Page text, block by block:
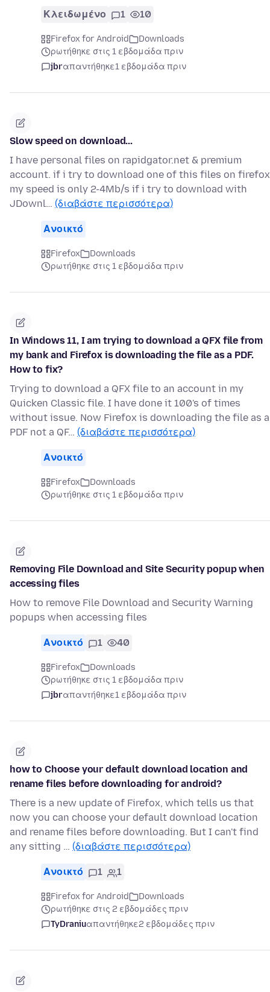
Κλειδωμένο 1 10
Firefox for Android
Downloads
ρωτήθηκε στις 1 εβδομάδα πριν
jbrαπαντήθηκε1 εβδομάδα πριν
Slow speed on download...
I have personal files on rapidgator.net & premium
account. if i try to download one of this files on firefox
my speed is only 2-4Mb/s if i try to download with
JDownl… (διαβάστε περισσότερα)
Ανοικτό
Firefox
Downloads
ρωτήθηκε στις 1 εβδομάδα πριν
In Windows 11, I am trying to download a QFX file from
my bank and Firefox is downloading the file as a PDF.
How to fix?
Trying to download a QFX file to an account in my
Quicken Classic file. I have done it 100's of times
without issue. Now Firefox is downloading the file as a
PDF not a QF… (διαβάστε περισσότερα)
Ανοικτό
Firefox
Downloads
ρωτήθηκε στις 1 εβδομάδα πριν
Removing File Download and Site Security popup when
accessing files
How to remove File Download and Security Warning
popups when accessing files
Ανοικτό 1 40
Firefox
Downloads
ρωτήθηκε στις 1 εβδομάδα πριν
jbrαπαντήθηκε1 εβδομάδα πριν
how to Choose your default download location and
rename files before downloading for android?
There is a new update of Firefox, which tells us that
now you can choose your default download location
and rename files before downloading. But I can't find
any sitting … (διαβάστε περισσότερα)
Ανοικτό 1 1
Firefox for Android
Downloads
ρωτήθηκε στις 2 εβδομάδες πριν
TyDraniuαπαντήθηκε2 εβδομάδες πριν